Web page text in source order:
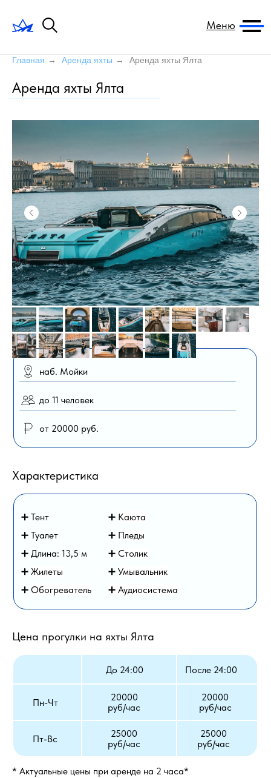
Меню
Главная → Аренда яхты → Аренда яхты Ялта
Аренда яхты Ялта
Цена прогулки на яхты Ялта
Пн-Чт
20000
руб/час
До 24:00
до 11 человек
наб. Мойки
от 20000 руб.
Пт-Вс
После 24:00
20000
руб/час
25000
руб/час
25000
руб/час
Характеристика
➕ Туалет
➕ Длина: 13,5 м
➕ Умывальник
➕ Обогреватель
➕ Пледы
➕ Столик
➕ Жилеты
➕ Аудиосистема
➕ Тент ➕ Каюта
* Актуальные цены при аренде на 2 часа*